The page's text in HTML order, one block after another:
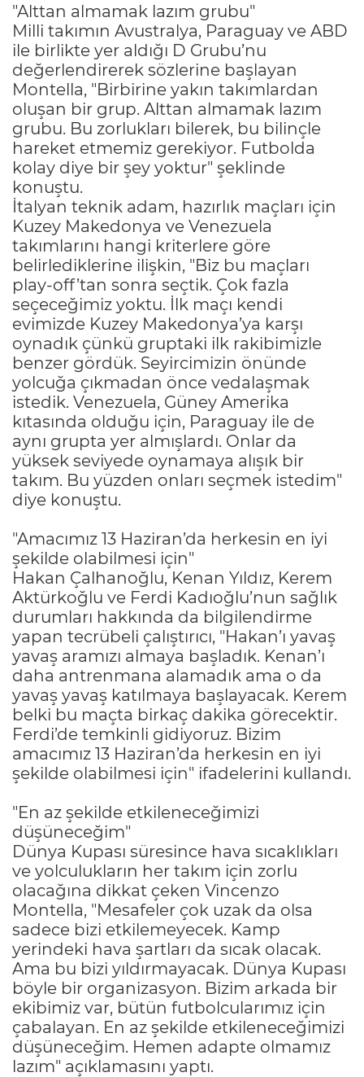
"Alttan almamak lazım grubu"
Milli takımın Avustralya, Paraguay ve ABD
ile birlikte yer aldığı D Grubu’nu
değerlendirerek sözlerine başlayan
Montella, "Birbirine yakın takımlardan
oluşan bir grup. Alttan almamak lazım
grubu. Bu zorlukları bilerek, bu bilinçle
hareket etmemiz gerekiyor. Futbolda
kolay diye bir şey yoktur" şeklinde
konuştu.
İtalyan teknik adam, hazırlık maçları için
Kuzey Makedonya ve Venezuela
takımlarını hangi kriterlere göre
belirlediklerine ilişkin, "Biz bu maçları
play-off’tan sonra seçtik. Çok fazla
seçeceğimiz yoktu. İlk maçı kendi
evimizde Kuzey Makedonya’ya karşı
oynadık çünkü gruptaki ilk rakibimizle
benzer gördük. Seyircimizin önünde
yolcuğa çıkmadan önce vedalaşmak
istedik. Venezuela, Güney Amerika
kıtasında olduğu için, Paraguay ile de
aynı grupta yer almışlardı. Onlar da
yüksek seviyede oynamaya alışık bir
takım. Bu yüzden onları seçmek istedim"
diye konuştu.
"Amacımız 13 Haziran’da herkesin en iyi
şekilde olabilmesi için"
Hakan Çalhanoğlu, Kenan Yıldız, Kerem
Aktürkoğlu ve Ferdi Kadıoğlu’nun sağlık
durumları hakkında da bilgilendirme
yapan tecrübeli çalıştırıcı, "Hakan’ı yavaş
yavaş aramızı almaya başladık. Kenan’ı
daha antrenmana alamadık ama o da
yavaş yavaş katılmaya başlayacak. Kerem
belki bu maçta birkaç dakika görecektir.
Ferdi’de temkinli gidiyoruz. Bizim
amacımız 13 Haziran’da herkesin en iyi
şekilde olabilmesi için" ifadelerini kullandı.
"En az şekilde etkileneceğimizi
düşüneceğim"
Dünya Kupası süresince hava sıcaklıkları
ve yolculukların her takım için zorlu
olacağına dikkat çeken Vincenzo
Montella, "Mesafeler çok uzak da olsa
sadece bizi etkilemeyecek. Kamp
yerindeki hava şartları da sıcak olacak.
Ama bu bizi yıldırmayacak. Dünya Kupası
böyle bir organizasyon. Bizim arkada bir
ekibimiz var, bütün futbolcularımız için
çabalayan. En az şekilde etkileneceğimizi
düşüneceğim. Hemen adapte olmamız
lazım" açıklamasını yaptı.